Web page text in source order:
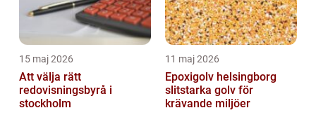
15 maj 2026
Att välja rätt
redovisningsbyrå i
stockholm
11 maj 2026
Epoxigolv helsingborg
slitstarka golv för
krävande miljöer